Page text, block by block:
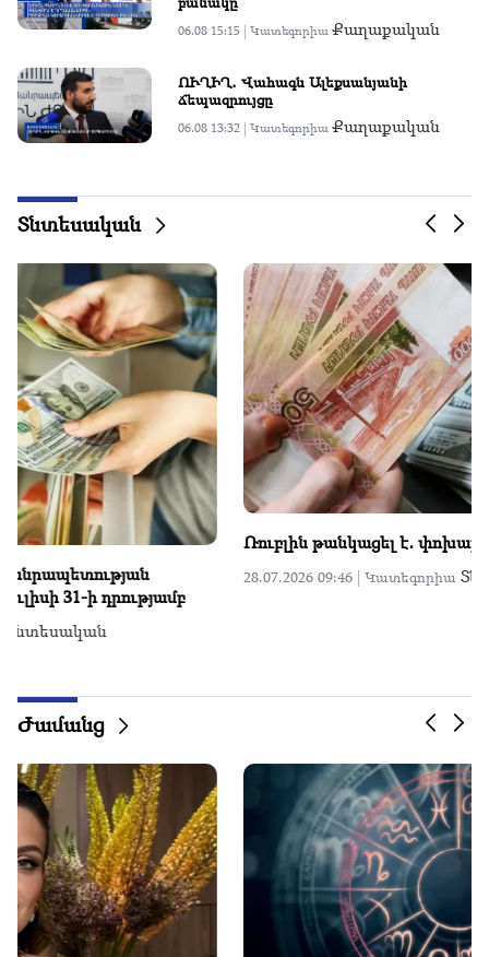
կհեռանա դպրոցից. Նիկոլ Փաշինյան
09:28
Պետք է 2027-ին Սևանի շուրջ վատ վիճակում
06.08 15:15 | ԿատեգորիաՔաղաքական
ՈՒՂԻՂ․ Վահագն Ալեքսանյանի
ճեպազրույցը
06.08 13:32 | ԿատեգորիաՔաղաքական
Տնտեսական
Տարադրամի փոխարժեքը Հանրապետության
փոխանակման կետերում հուլիսի 27-ի դրությամբ
27.07.2026 09:42 |
Ժամանց